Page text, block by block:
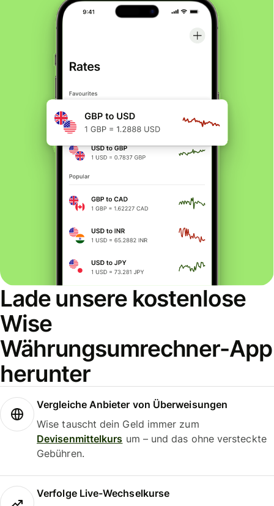
Lade unsere kostenlose
Wise
Währungsumrechner-App
herunter
Vergleiche Anbieter von Überweisungen
Wise tauscht dein Geld immer zum
Devisenmittelkurs um – und das ohne versteckte
Gebühren.
Verfolge Live-Wechselkurse